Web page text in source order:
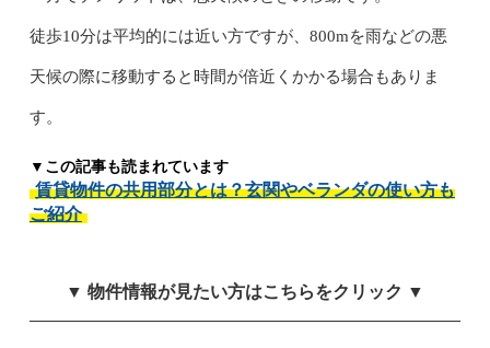
徒歩10分は平均的には近い方ですが、800mを雨などの悪
天候の際に移動すると時間が倍近くかかる場合もありま
す。
▼この記事も読まれています
賃貸物件の共用部分とは？玄関やベランダの使い方も
ご紹介
▼ 物件情報が見たい方はこちらをクリック ▼